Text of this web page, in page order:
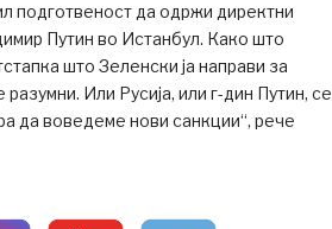
подготвеност да одржи директни
Путин во Истанбул. Како што
што Зеленски ја направи за
Или Русија, или г-дин Путин, се
да воведеме нови санкции“, рече